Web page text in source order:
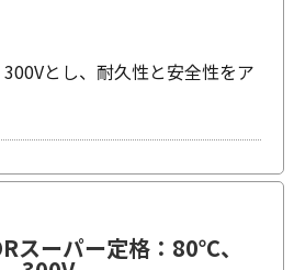
とし、耐久性と安全性をア
スーパー定格：80℃、